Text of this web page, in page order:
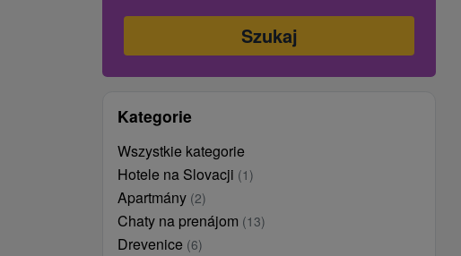
Kategorie
Wszystkie kategorie
Hotele na Slovacji (1)
Apartmány (2)
Chaty na prenájom (13)
Drevenice (6)